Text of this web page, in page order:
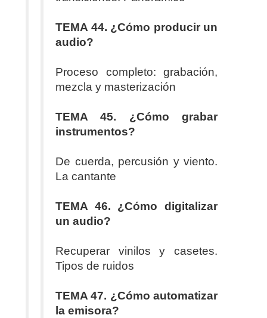
TEMA 44. ¿Cómo producir un
audio?
Proceso completo: grabación,
mezcla y masterización
TEMA 45. ¿Cómo grabar
instrumentos?
De cuerda, percusión y viento.
La cantante
TEMA 46. ¿Cómo digitalizar
un audio?
Recuperar vinilos y casetes.
Tipos de ruidos
TEMA 47. ¿Cómo automatizar
la emisora?